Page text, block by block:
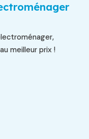
meilleur prix !